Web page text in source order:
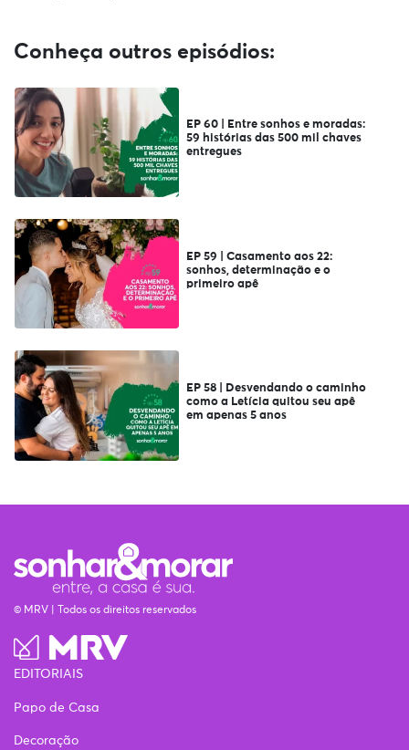
Conheça outros episódios:
EP 60 | Entre sonhos e moradas:
59 histórias das 500 mil chaves
entregues
EP 59 | Casamento aos 22:
sonhos, determinação e o
primeiro apê
EP 58 | Desvendando o caminho
como a Letícia quitou seu apê
em apenas 5 anos
© MRV | Todos os direitos reservados
EDITORIAIS
Papo de Casa
Decoração